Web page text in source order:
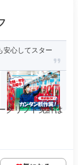
安心してスター
クリフト免許は